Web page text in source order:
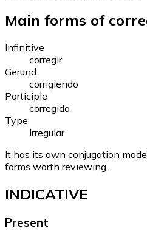
Main forms of
Infinitive
corregir
Gerund
corrigiendo
Participle
corregido
Type
Irregular
It has its own conjugation
forms worth reviewing.
INDICATIVE
Present